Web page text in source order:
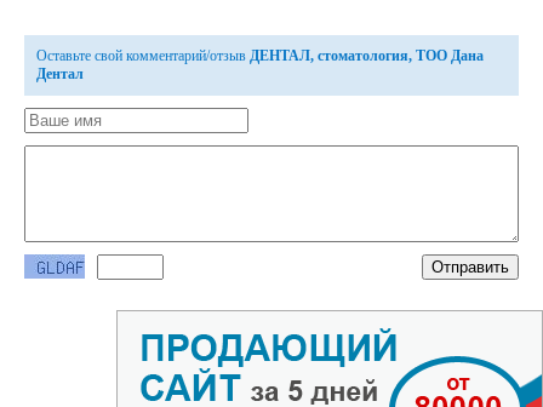
Оставьте свой комментарий/отзыв ДЕНТАЛ, стоматология, ТОО Дана
Дентал